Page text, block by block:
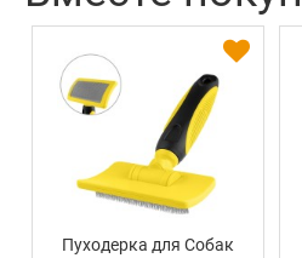
Пуходерка для Собак